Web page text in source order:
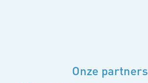
Onze partners